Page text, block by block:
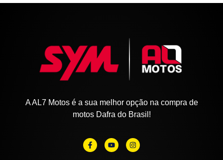
A AL7 Motos é a sua melhor opção na compra de
motos Dafra do Brasil!